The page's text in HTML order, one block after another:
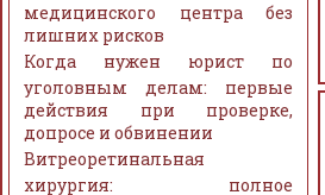
медицинского центра без
лишних рисков
Когда нужен юрист по
уголовным делам: первые
действия при проверке,
допросе и обвинении
Витреоретинальная
хирургия: полное